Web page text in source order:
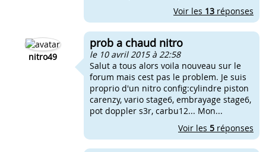
Voir les 13 réponses
nitro49
prob a chaud nitro
le 10 avril 2015 à 22:58
Salut a tous alors voila nouveau sur le
forum mais cest pas le problem. Je suis
proprio d'un nitro config:cylindre piston
carenzy, vario stage6, embrayage stage6,
pot doppler s3r, carbu12... Mon...
Voir les 5 réponses